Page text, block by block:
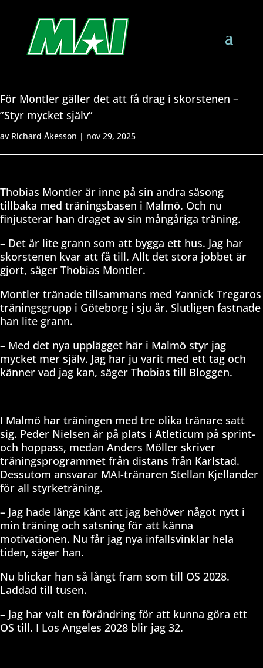
För Montler gäller det att få drag i skorstenen –
”Styr mycket själv”
av Richard Åkesson | nov 29, 2025
Thobias Montler är inne på sin andra säsong
tillbaka med träningsbasen i Malmö. Och nu
finjusterar han draget av sin mångåriga träning.
– Det är lite grann som att bygga ett hus. Jag har
skorstenen kvar att få till. Allt det stora jobbet är
gjort, säger Thobias Montler.
Montler tränade tillsammans med Yannick Tregaros
träningsgrupp i Göteborg i sju år. Slutligen fastnade
han lite grann.
– Med det nya upplägget här i Malmö styr jag
mycket mer själv. Jag har ju varit med ett tag och
känner vad jag kan, säger Thobias till Bloggen.
I Malmö har träningen med tre olika tränare satt
sig. Peder Nielsen är på plats i Atleticum på sprint-
och hoppass, medan Anders Möller skriver
träningsprogrammet från distans från Karlstad.
Dessutom ansvarar MAI-tränaren Stellan Kjellander
för all styrketräning.
– Jag hade länge känt att jag behöver något nytt i
min träning och satsning för att känna
motivationen. Nu får jag nya infallsvinklar hela
tiden, säger han.
Nu blickar han så långt fram som till OS 2028.
Laddad till tusen.
– Jag har valt en förändring för att kunna göra ett
OS till. I Los Angeles 2028 blir jag 32.